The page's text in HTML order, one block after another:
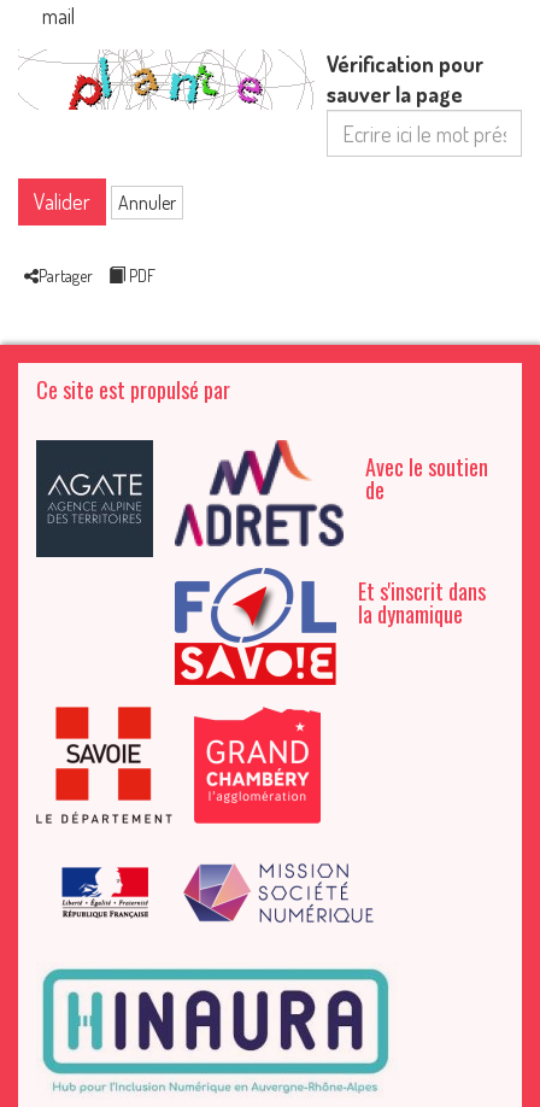
mail
Vérification pour
sauver la page
Valider Annuler
Partager PDF
Ce site est propulsé par
Avec le soutien
de
Et s'inscrit dans
la dynamique